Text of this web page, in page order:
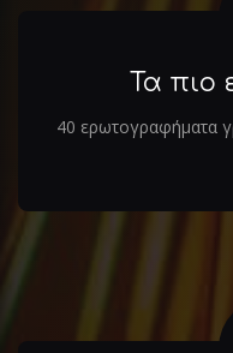
Τα πιο
40 ερωτογραφήματα